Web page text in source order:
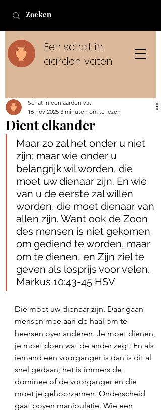
Een schat in
aarden vaten
Dient elkander
Schat in een aarden vat
16 nov 2025 3 minuten om te lezen
Maar zo zal het onder u niet
zijn; maar wie onder u
belangrijk wil worden, die
moet uw dienaar zijn. En wie
van u de eerste zal willen
worden, die moet dienaar van
allen zijn. Want ook de Zoon
des mensen is niet gekomen
om gediend te worden, maar
om te dienen, en Zijn ziel te
geven als losprijs voor velen.
Markus 10:43-45 HSV
Die moet uw dienaar zijn. Daar gaan
mensen mee aan de haal om te
heersen over anderen. Je moet dienen,
je moet doen wat de ander zegt. En als
iemand een voorganger is dan is dit al
snel gedaan, het is immers de
dominee of de voorganger en die
moet je gehoorzamen. Onderscheid
gaat boven manipulatie. Wie een